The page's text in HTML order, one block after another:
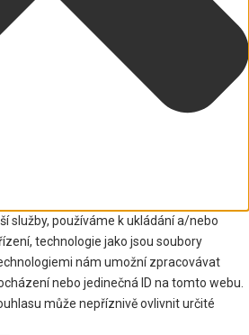
služby, používáme k ukládání a/nebo
technologie jako jsou soubory
nám umožní zpracovávat
nebo jedinečná ID na tomto webu.
může nepříznivě ovlivnit určité